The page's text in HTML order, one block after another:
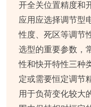
开全关位置精度和
应用应选择调节型
性度、死区等调节
选型的重要参数，
性和快开特性三种
定或需要恒定调节
用于负荷变化较大